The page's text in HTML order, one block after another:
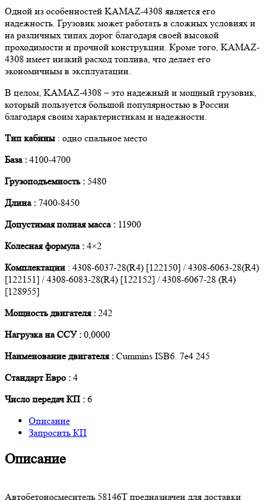
Одной из особенностей KAMAZ-4308 является его
надежность. Грузовик может работать в сложных условиях и
на различных типах дорог благодаря своей высокой
проходимости и прочной конструкции. Кроме того, KAMAZ-
4308 имеет низкий расход топлива, что делает его
экономичным в эксплуатации.
В целом, KAMAZ-4308 – это надежный и мощный грузовик,
который пользуется большой популярностью в России
благодаря своим характеристикам и надежности.
Тип кабины : одно спальное место
База : 4100-4700
Грузоподъемность : 5480
Длина : 7400-8450
Допустимая полная масса : 11900
Колесная формула : 4×2
Комплектации : 4308-6037-28(R4) [122150] / 4308-6063-28(R4)
[122151] / 4308-6083-28(R4) [122152] / 4308-6067-28 (R4)
[128955]
Мощность двигателя : 242
Нагрузка на ССУ : 0,0000
Наименование двигателя : Cummins ISB6. 7e4 245
Стандарт Евро : 4
Число передач КП : 6
Описание
Запросить КП
Описание
Автобетоносмеситель 58146T предназначен для доставки